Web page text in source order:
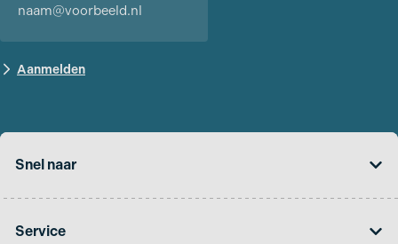
Snel naar
Service